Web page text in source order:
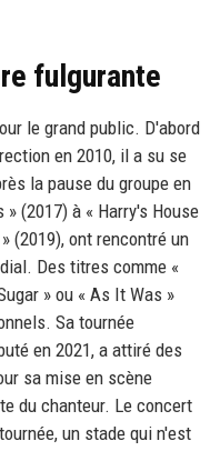
fulgurante
le grand public. D'abord
en 2010, il a su se
la pause du groupe en
(2017) à « Harry's House
(2019), ont rencontré un
Des titres comme «
» ou « As It Was »
Sa tournée
en 2021, a attiré des
sa mise en scène
du chanteur. Le concert
un stade qui n'est